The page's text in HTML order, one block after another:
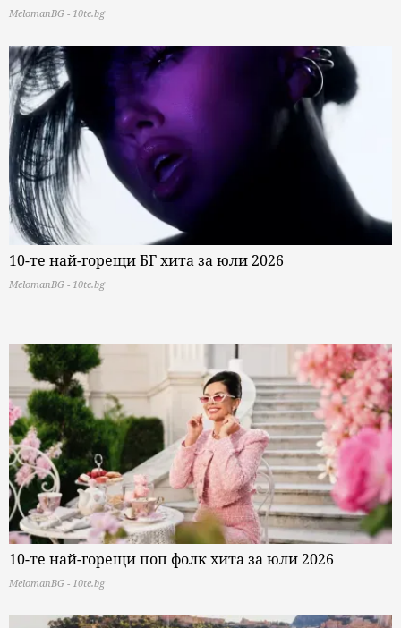
MelomanBG - 10te.bg
10-те най-горещи БГ хита за юли 2026
MelomanBG - 10te.bg
10-те най-горещи поп фолк хита за юли 2026
MelomanBG - 10te.bg